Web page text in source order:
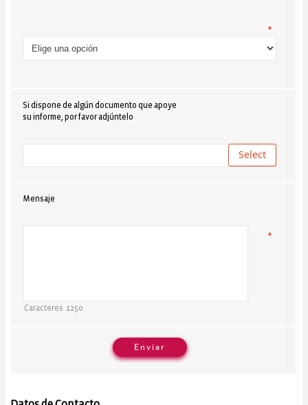
*
Si dispone de algún documento que apoye
su informe, por favor adjúntelo
Mensaje
Caracteres 1250
*